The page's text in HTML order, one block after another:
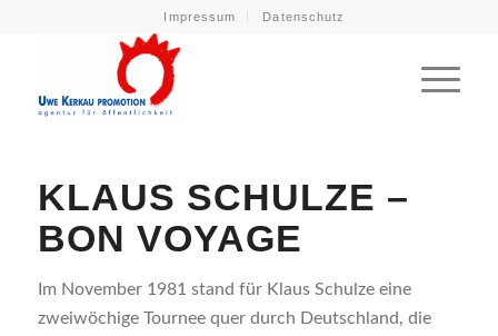
Impressum Datenschutz
KLAUS SCHULZE –
BON VOYAGE
Im November 1981 stand für Klaus Schulze eine
zweiwöchige Tournee quer durch Deutschland, die